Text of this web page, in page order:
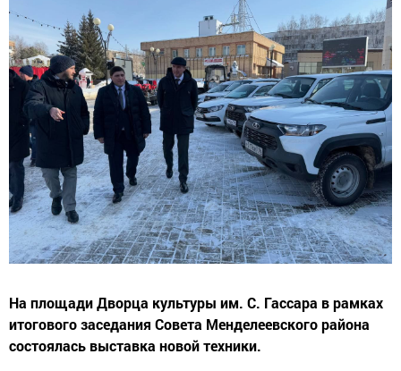
На площади Дворца культуры им. С. Гассара в рамках
итогового заседания Совета Менделеевского района
состоялась выставка новой техники.